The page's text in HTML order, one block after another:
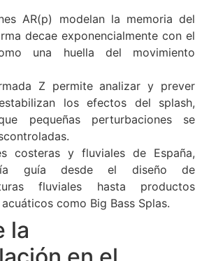
AR(p) modelan la memoria del
decae exponencialmente con el
una huella del movimiento
Z permite analizar y prever
los efectos del splash,
pequeñas perturbaciones se
costeras y fluviales de España,
guía desde el diseño de
fluviales hasta productos
como Big Bass Splas.
la